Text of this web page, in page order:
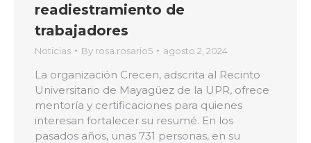
readiestramiento de
trabajadores
Noticias By rosa.rosario5 agosto 2, 2024
La organización Crecen, adscrita al Recinto
Universitario de Mayagüez de la UPR, ofrece
mentoría y certificaciones para quienes
interesan fortalecer su resumé. En los
pasados años, unas 731 personas, en su